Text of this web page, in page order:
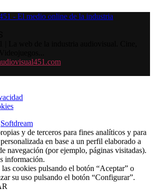
Softdream
y de terceros para fines analíticos y para
en base a un perfil elaborado a
navegación (por ejemplo, páginas visitadas).
información.
las cookies pulsando el botón “Aceptar” o
su uso pulsando el botón “Configurar”.